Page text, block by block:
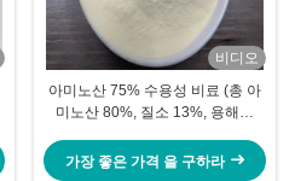
비디오
아미노산 75% 수용성 비료 (총 아
미노산 80%, 질소 13%, 용해도
가장 좋은 가격 을 구하라